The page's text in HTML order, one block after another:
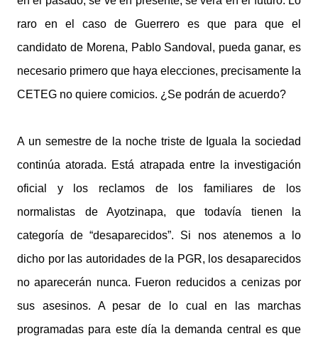
raro en el caso de Guerrero es que para que el
candidato de Morena, Pablo Sandoval, pueda ganar, es
necesario primero que haya elecciones, precisamente la
CETEG no quiere comicios. ¿Se podrán de acuerdo?
A un semestre de la noche triste de Iguala la sociedad
continúa atorada. Está atrapada entre la investigación
oficial y los reclamos de los familiares de los
normalistas de Ayotzinapa, que todavía tienen la
categoría de “desaparecidos”. Si nos atenemos a lo
dicho por las autoridades de la PGR, los desaparecidos
no aparecerán nunca. Fueron reducidos a cenizas por
sus asesinos. A pesar de lo cual en las marchas
programadas para este día la demanda central es que